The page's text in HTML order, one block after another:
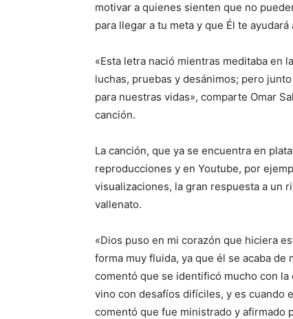
motivar a quienes sienten que no
para llegar a tu meta y que Él te ayudará
«Esta letra nació mientras meditaba en
luchas, pruebas y desánimos; pero
para nuestras vidas», comparte Omar
canción.
La canción, que ya se encuentra en
reproducciones y en Youtube, por
visualizaciones, la gran respuesta a un
vallenato.
«Dios puso en mi corazón que hiciera
forma muy fluida, ya que él se acaba
comentó que se identificó mucho con
vino con desafíos difíciles, y es cuando
comentó que fue ministrado y afirmado